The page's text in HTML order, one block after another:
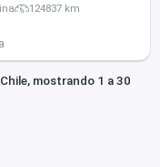
124837 km
mostrando 1 a 30